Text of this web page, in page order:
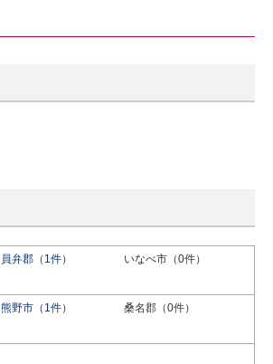
員弁郡（1件）
いなべ市（0件）
熊野市（1件）
桑名郡（0件）